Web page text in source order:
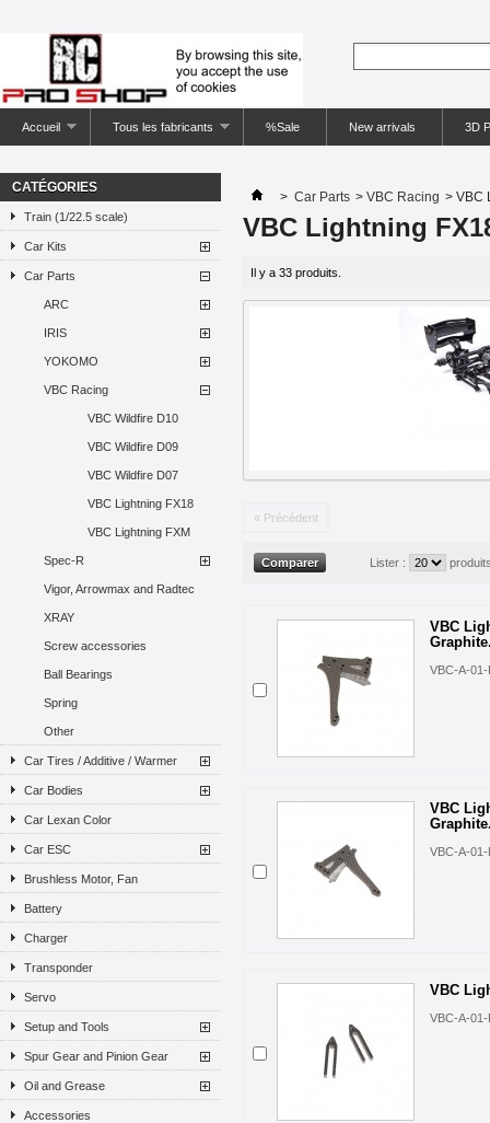
Accueil Tous les fabricants %Sale New arrivals 3D
CATÉGORIES
Train (1/22.5 scale)
Car Kits
Car Parts
ARC
IRIS
YOKOMO
VBC Racing
VBC Wildfire D10
VBC Wildfire D09
VBC Wildfire D07
VBC Lightning FX18
VBC Lightning FXM
Spec-R
Vigor, Arrowmax and Radtec
XRAY
Screw accessories
Ball Bearings
Spring
Other
Car Tires / Additive / Warmer
Car Bodies
Car Lexan Color
Car ESC
Brushless Motor, Fan
Battery
Charger
Transponder
Servo
Setup and Tools
Spur Gear and Pinion Gear
Oil and Grease
Accessories
> Car Parts > VBC Racing > VBC
VBC Lightning
Il y a 33 produits.
« Précédent
Lister :
VBC
VBC-A-01-
VBC
VBC-A-01-
VBC
VBC-A-01-